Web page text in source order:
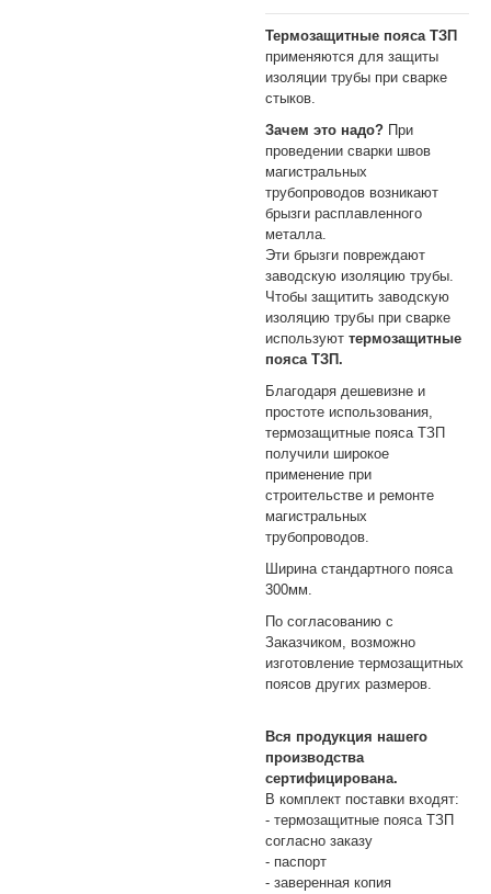
Термозащитные пояса ТЗП
применяются для защиты
изоляции трубы при сварке
стыков.
Зачем это надо? При
проведении сварки швов
магистральных
трубопроводов возникают
брызги расплавленного
металла.
Эти брызги повреждают
заводскую изоляцию трубы.
Чтобы защитить заводскую
изоляцию трубы при сварке
используюттермозащитные
пояса ТЗП.
Благодаря дешевизне и
простоте использования,
термозащитные пояса ТЗП
получили широкое
применение при
строительстве и ремонте
магистральных
трубопроводов.
Ширина стандартного пояса
300мм.
По согласованию с
Заказчиком, возможно
изготовление термозащитных
поясов других размеров.
Вся продукция нашего
производства
сертифицирована.
В комплект поставки входят:
- термозащитные пояса ТЗП
согласно заказу
- паспорт
- заверенная копия